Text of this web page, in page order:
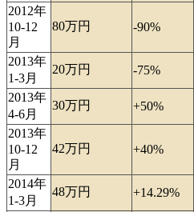
2012年
10-12
月
80万円 -90%
2013年
1-3月
20万円 -75%
2013年
4-6月
30万円 +50%
2013年
10-12
月
42万円 +40%
2014年
1-3月
48万円 +14.29%